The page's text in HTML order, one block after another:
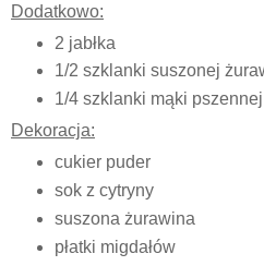
Dodatkowo:
2 jabłka
1/2 szklanki suszonej
1/4 szklanki mąki pszennej
Dekoracja:
cukier puder
sok z cytryny
suszona żurawina
płatki migdałów